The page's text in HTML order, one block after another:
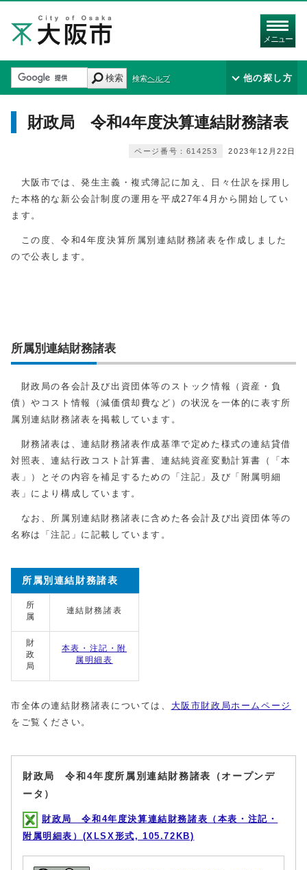
メニュー
検索 検索ヘルプ 他の探し方
財政局 令和4年度決算連結財務諸表
2023年12月22日
ページ番号：614253
大阪市では、発生主義・複式簿記に加え、日々仕訳を採用し
た本格的な新公会計制度の運用を平成27年4月から開始してい
ます。
この度、令和4年度決算所属別連結財務諸表を作成しました
ので公表します。
所属別連結財務諸表
財政局の各会計及び出資団体等のストック情報（資産・負
債）やコスト情報（減価償却費など）の状況を一体的に表す所
属別連結財務諸表を掲載しています。
財務諸表は、連結財務諸表作成基準で定めた様式の連結貸借
対照表、連結行政コスト計算書、連結純資産変動計算書（「本
表」）とその内容を補足するための「注記」及び「附属明細
表」により構成しています。
なお、所属別連結財務諸表に含めた各会計及び出資団体等の
名称は「注記」に記載しています。
所属別連結財務諸表
所
属
連結財務諸表
財
政
局
本表・注記・附
属明細表
市全体の連結財務諸表については、 大阪市財政局ホームページ
をご覧ください。
財政局 令和4年度所属別連結財務諸表（オープンデ
ータ）
財政局 令和4年度決算連結財務諸表（本表・注記・
附属明細表）(XLSX形式, 105.72KB)